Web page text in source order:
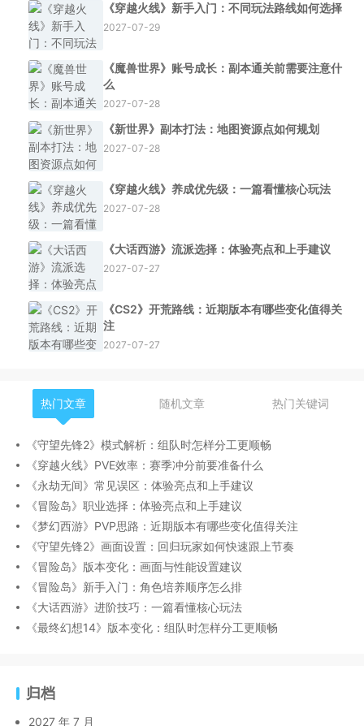
《穿越火线》新手入门：不同玩法路线如何选择
2027-07-29
《魔兽世界》账号成长：副本通关前需要注意什
么
2027-07-28
《新世界》副本打法：地图资源点如何规划
2027-07-28
《穿越火线》养成优先级：一篇看懂核心玩法
2027-07-28
《大话西游》流派选择：体验亮点和上手建议
2027-07-27
《CS2》开荒路线：近期版本有哪些变化值得关
注
2027-07-27
热门文章 随机文章 热门关键词
《守望先锋2》模式解析：组队时怎样分工更顺畅
《穿越火线》PVE效率：赛季冲分前要准备什么
《永劫无间》常见误区：体验亮点和上手建议
《冒险岛》职业选择：体验亮点和上手建议
《梦幻西游》PVP思路：近期版本有哪些变化值得关注
《守望先锋2》画面设置：回归玩家如何快速跟上节奏
《冒险岛》版本变化：画面与性能设置建议
《冒险岛》新手入门：角色培养顺序怎么排
《大话西游》进阶技巧：一篇看懂核心玩法
《最终幻想14》版本变化：组队时怎样分工更顺畅
归档
2027 年 7 月